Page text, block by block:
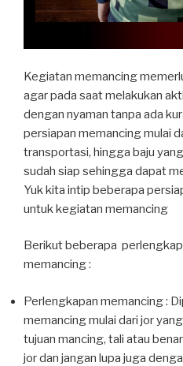
Kegiatan memancing
agar pada saat melakukan
dengan nyaman tanpa ada
persiapan memancing mulai
transportasi, hingga baju
sudah siap sehingga dapat
Yuk kita intip beberapa
untuk kegiatan memancing
Berikut beberapa
memancing :
Perlengkapan memancing :
memancing mulai dari jor
tujuan mancing, tali atau
jor dan jangan lupa juga